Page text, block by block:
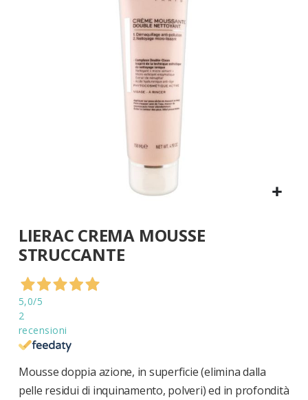
all'inizio
della
galleria
immagini
LIERAC CREMA MOUSSE
STRUCCANTE
5,0/5
2
recensioni
Mousse doppia azione, in superficie (elimina dalla
pelle residui di inquinamento, polveri) ed in profondità